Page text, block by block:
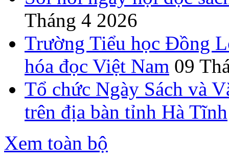
Tháng 4 2026
Trường Tiểu học Đồng
hóa đọc Việt Nam 09
Tổ chức Ngày Sách và
trên địa bàn tỉnh Hà Tĩnh
Xem toàn bộ